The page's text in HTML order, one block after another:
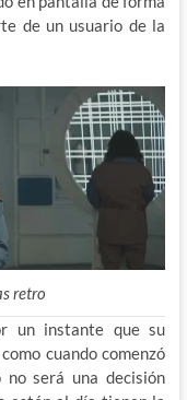
de un usuario de la
retro
un instante que su
cuando comenzó
será una decisión